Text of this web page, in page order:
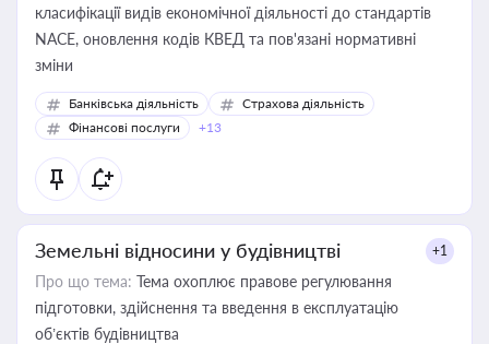
класифікації видів економічної діяльності до стандартів
NACE, оновлення кодів КВЕД та пов'язані нормативні
зміни
Банківська діяльність
Страхова діяльність
Фінансові послуги
+13
Земельні відносини у будівництві +1
Про що тема: Тема охоплює правове регулювання
підготовки, здійснення та введення в експлуатацію
об’єктів будівництва